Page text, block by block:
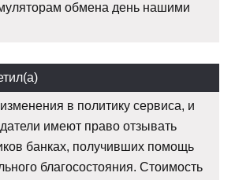
обмена день нашими
в политику сервиса, и
имеют право отзывать
банках, получивших помощь
благосостояния. Стоимость